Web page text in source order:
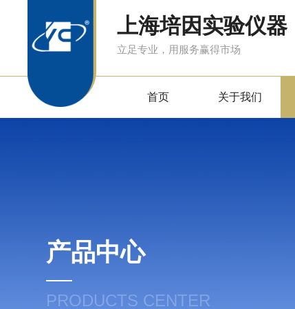
上海培因实验仪器
立足专业，用服务赢得市场
首页 关于我们
产品中心
PRODUCTS CENTER